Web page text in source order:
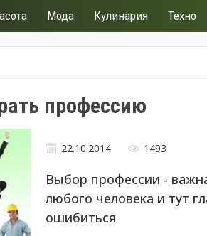
Мода Кулинария Техно
профессию
22.10.2014 1493
Выбор профессии -
любого человека и тут
ошибиться